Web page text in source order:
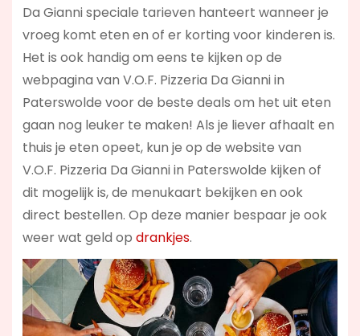
Da Gianni speciale tarieven hanteert wanneer je
vroeg komt eten en of er korting voor kinderen is.
Het is ook handig om eens te kijken op de
webpagina van V.O.F. Pizzeria Da Gianni in
Paterswolde voor de beste deals om het uit eten
gaan nog leuker te maken! Als je liever afhaalt en
thuis je eten opeet, kun je op de website van
V.O.F. Pizzeria Da Gianni in Paterswolde kijken of
dit mogelijk is, de menukaart bekijken en ook
direct bestellen. Op deze manier bespaar je ook
weer wat geld op drankjes.